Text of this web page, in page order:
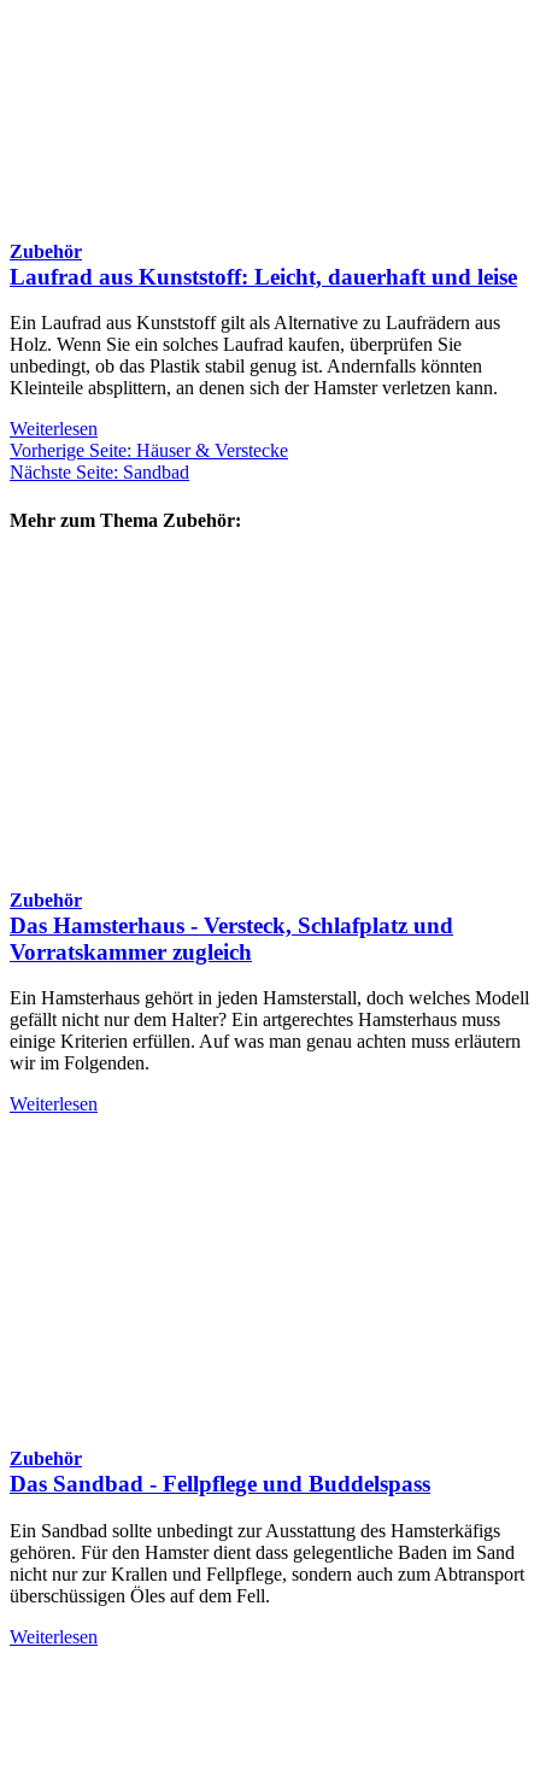
Zubehör
Laufrad aus Kunststoff: Leicht, dauerhaft und leise
Ein Laufrad aus Kunststoff gilt als Alternative zu Laufrädern aus
Holz. Wenn Sie ein solches Laufrad kaufen, überprüfen Sie
unbedingt, ob das Plastik stabil genug ist. Andernfalls könnten
Kleinteile absplittern, an denen sich der Hamster verletzen kann.
Weiterlesen
Vorherige Seite: Häuser & Verstecke
Nächste Seite: Sandbad
Mehr zum Thema Zubehör:
Zubehör
Das Hamsterhaus - Versteck, Schlafplatz und
Vorratskammer zugleich
Ein Hamsterhaus gehört in jeden Hamsterstall, doch welches Modell
gefällt nicht nur dem Halter? Ein artgerechtes Hamsterhaus muss
einige Kriterien erfüllen. Auf was man genau achten muss erläutern
wir im Folgenden.
Weiterlesen
Zubehör
Das Sandbad - Fellpflege und Buddelspass
Ein Sandbad sollte unbedingt zur Ausstattung des Hamsterkäfigs
gehören. Für den Hamster dient dass gelegentliche Baden im Sand
nicht nur zur Krallen und Fellpflege, sondern auch zum Abtransport
überschüssigen Öles auf dem Fell.
Weiterlesen